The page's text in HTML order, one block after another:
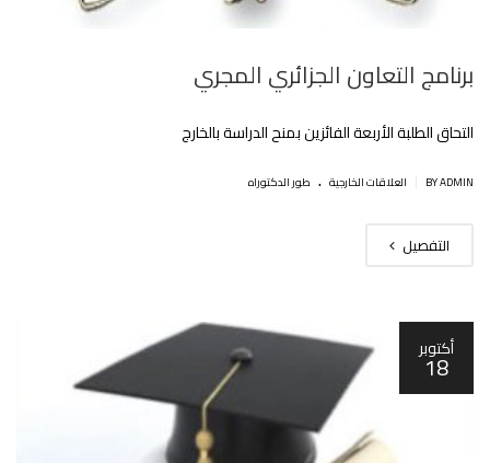
برنامج التعاون الجزائري المجري
التحاق الطلبة الأربعة الفائزين بمنح الدراسة بالخارج
BY ADMIN العلاقات الخارجية . طور الدكتوراه
التفصيل
أكتوبر
18